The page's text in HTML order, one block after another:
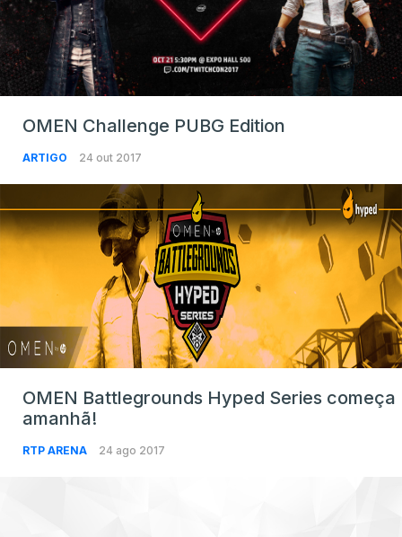
OMEN Challenge PUBG Edition
ARTIGO 24 out 2017
OMEN Battlegrounds Hyped Series começa
amanhã!
RTP ARENA 24 ago 2017